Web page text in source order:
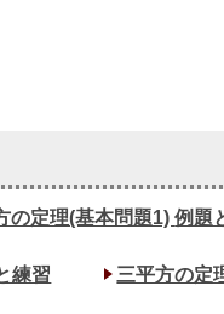
の定理(基本問題1)例題
練習 三平方の定